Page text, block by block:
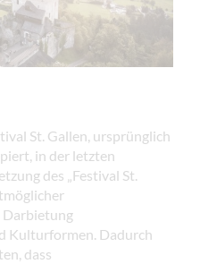
St. Gallen, ursprünglich
in der letzten
des „Festival St.
Darbietung
Kulturformen. Dadurch
dass